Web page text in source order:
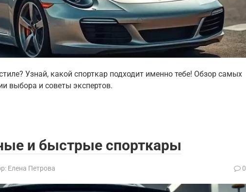
Узнай, какой спорткар подходит именно тебе! Обзор самых
выбора и советы экспертов.
и быстрые спорткары
Елена Петрова 0